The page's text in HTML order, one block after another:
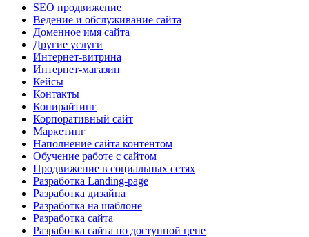
SEO продвижение
Ведение и обслуживание сайта
Доменное имя сайта
Другие услуги
Интернет-витрина
Интернет-магазин
Кейсы
Контакты
Копирайтинг
Корпоративный сайт
Маркетинг
Наполнение сайта контентом
Обучение работе с сайтом
Продвижение в социальных сетях
Разработка Landing-page
Разработка дизайна
Разработка на шаблоне
Разработка сайта
Разработка сайта по доступной цене